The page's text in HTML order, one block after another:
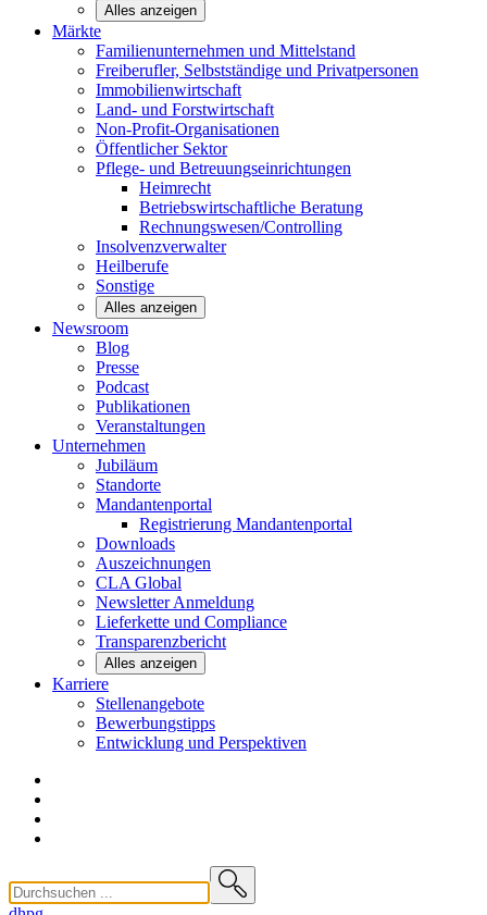
Alles anzeigen
Märkte
Familienunternehmen und Mittelstand
Freiberufler, Selbstständige und Privatpersonen
Immobilienwirtschaft
Land- und Forstwirtschaft
Non-Profit-Organisationen
Öffentlicher Sektor
Pflege- und Betreuungseinrichtungen
Heimrecht
Betriebswirtschaftliche Beratung
Rechnungswesen/Controlling
Insolvenzverwalter
Heilberufe
Sonstige
Alles anzeigen
Newsroom
Blog
Presse
Podcast
Publikationen
Veranstaltungen
Unternehmen
Jubiläum
Standorte
Mandantenportal
Registrierung Mandantenportal
Downloads
Auszeichnungen
CLAGlobal
NewsletterAnmeldung
Lieferkette und Compliance
Transparenzbericht
Alles anzeigen
Karriere
Stellenangebote
Bewerbungstipps
Entwicklung und Perspektiven